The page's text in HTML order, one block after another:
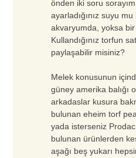
önden iki soru
ayarladığınız suyu
akvaryumda, yoksa bir
Kullandığınız torfun
paylaşabilir misiniz?
Melek konusunun
güney amerika balığı
arkadaslar kusura
bulunan eheim torf
yada isterseniz
bulunan ürünlerden
aşağı beş yukarı